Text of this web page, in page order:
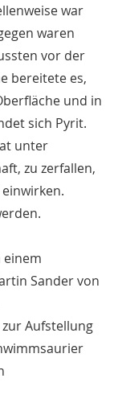
war
waren
vor der
bereitete es,
und in
sich Pyrit.
unter
zu zerfallen,
einem
Sander von
Aufstellung